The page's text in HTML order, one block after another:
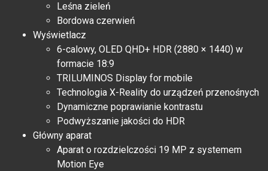
Leśna zieleń
Bordowa czerwień
Wyświetlacz
6-calowy, OLED QHD+ HDR (2880 × 1440) w
formacie 18:9
TRILUMINOS Display for mobile
Technologia X-Reality do urządzeń przenośnych
Dynamiczne poprawianie kontrastu
Podwyższanie jakości do HDR
Główny aparat
Aparat o rozdzielczości 19 MP z systemem
Motion Eye